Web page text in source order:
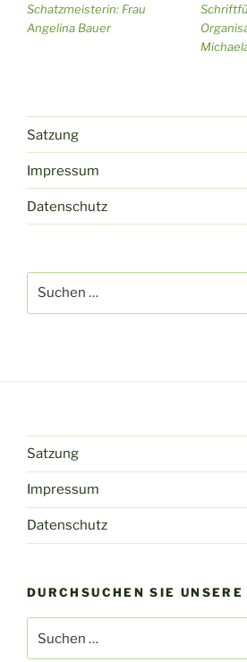
Schatzmeisterin: Frau
Angelina Bauer
Satzung
Impressum
Datenschutz
nach:
Satzung
Impressum
Datenschutz
DURCHSUCHEN SIE
nach: